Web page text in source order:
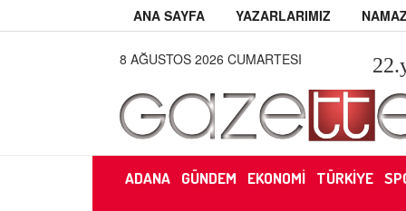
ANA SAYFA YAZARLARIMIZ
8 AĞUSTOS 2026 CUMARTESI 22
ADANA GÜNDEM EKONOMİ TÜRKİYE